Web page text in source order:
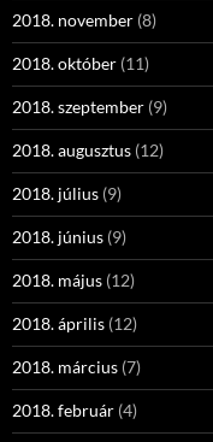
2018. november (8)
2018. október (11)
2018. szeptember (9)
2018. augusztus (12)
2018. július (9)
2018. június (9)
2018. május (12)
2018. április (12)
2018. március (7)
2018. február (4)